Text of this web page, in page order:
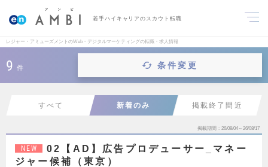
若手ハイキャリアのスカウト転職
レジャー・アミューズメントのWeb・デジタルマーケティングの転職・求人情報
9 件 条件変更
すべて 新着のみ 掲載終了間近
掲載期間 26/08/04～26/08/17
NEW
02【AD】広告プロデューサー_マネー
ジャー候補（東京）